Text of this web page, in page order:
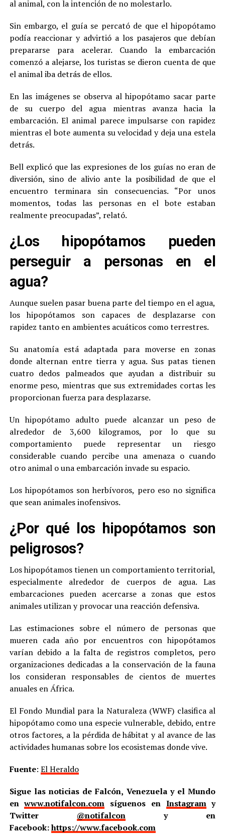
al animal, con la intención de no molestarlo.
Sin embargo, el guía se percató de que el hipopótamo
podía reaccionar y advirtió a los pasajeros que debían
prepararse para acelerar. Cuando la embarcación
comenzó a alejarse, los turistas se dieron cuenta de que
el animal iba detrás de ellos.
En las imágenes se observa al hipopótamo sacar parte
de su cuerpo del agua mientras avanza hacia la
embarcación. El animal parece impulsarse con rapidez
mientras el bote aumenta su velocidad y deja una estela
detrás.
Bell explicó que las expresiones de los guías no eran de
diversión, sino de alivio ante la posibilidad de que el
encuentro terminara sin consecuencias. “Por unos
momentos, todas las personas en el bote estaban
realmente preocupadas”, relató.
¿Los hipopótamos pueden
perseguir a personas en el
agua?
Aunque suelen pasar buena parte del tiempo en el agua,
los hipopótamos son capaces de desplazarse con
rapidez tanto en ambientes acuáticos como terrestres.
Su anatomía está adaptada para moverse en zonas
donde alternan entre tierra y agua. Sus patas tienen
cuatro dedos palmeados que ayudan a distribuir su
enorme peso, mientras que sus extremidades cortas les
proporcionan fuerza para desplazarse.
Un hipopótamo adulto puede alcanzar un peso de
alrededor de 3,600 kilogramos, por lo que su
comportamiento puede representar un riesgo
considerable cuando percibe una amenaza o cuando
otro animal o una embarcación invade su espacio.
Los hipopótamos son herbívoros, pero eso no significa
que sean animales inofensivos.
¿Por qué los hipopótamos son
peligrosos?
Los hipopótamos tienen un comportamiento territorial,
especialmente alrededor de cuerpos de agua. Las
embarcaciones pueden acercarse a zonas que estos
animales utilizan y provocar una reacción defensiva.
Las estimaciones sobre el número de personas que
mueren cada año por encuentros con hipopótamos
varían debido a la falta de registros completos, pero
organizaciones dedicadas a la conservación de la fauna
los consideran responsables de cientos de muertes
anuales en África.
El Fondo Mundial para la Naturaleza (WWF) clasifica al
hipopótamo como una especie vulnerable, debido, entre
otros factores, a la pérdida de hábitat y al avance de las
actividades humanas sobre los ecosistemas donde vive.
Fuente: El Heraldo
Sigue las noticias de Falcón, Venezuela y el Mundo
enwww.notifalcon.com síguenos en Instagramy
Twitter @notifalcony en
Facebook:https://www.facebook.com